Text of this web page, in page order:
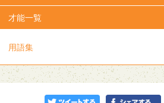
才能一覧
用語集